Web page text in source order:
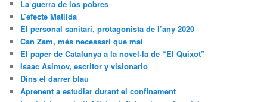
La guerra de los pobres
L’efecte Matilda
El personal sanitari, protagonista de l’any 2020
Can Zam, més necessari que mai
El paper de Catalunya a la novel·la de “El Quixot”
Isaac Asimov, escritor y visionario
Dins el darrer blau
Aprenent a estudiar durant el confinament